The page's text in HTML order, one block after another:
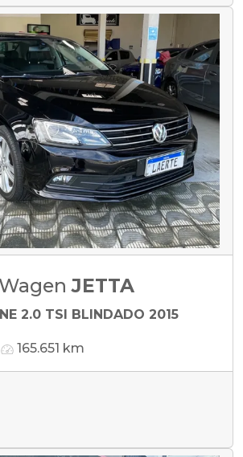
JETTA
2.0 TSI BLINDADO 2015
165.651 km